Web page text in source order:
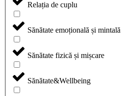
Relația de cuplu
Sănătate emoțională și mintală
Sănătate fizică și mișcare
Sănătate&Wellbeing